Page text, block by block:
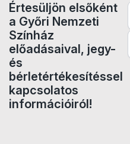
Értesüljön elsőként
a Győri Nemzeti
Színház
előadásaival, jegy-
és
bérletértékesítéssel
kapcsolatos
információiról!